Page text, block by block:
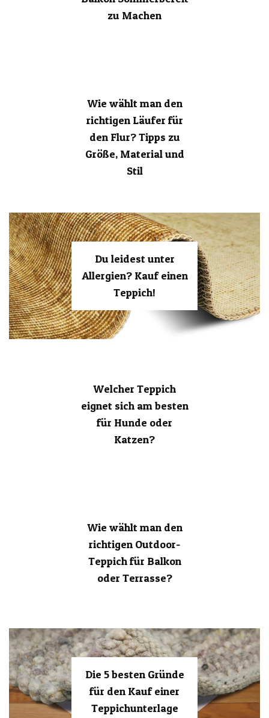
zu Machen
Wie wählt man den
richtigen Läufer für
den Flur? Tipps zu
Größe, Material und
Stil
Du leidest unter
Allergien? Kauf einen
Teppich!
Welcher Teppich
eignet sich am besten
für Hunde oder
Katzen?
Wie wählt man den
richtigen Outdoor-
Teppich für Balkon
oder Terrasse?
Die 5 besten Gründe
für den Kauf einer
Teppichunterlage